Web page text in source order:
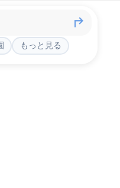
もっと見る